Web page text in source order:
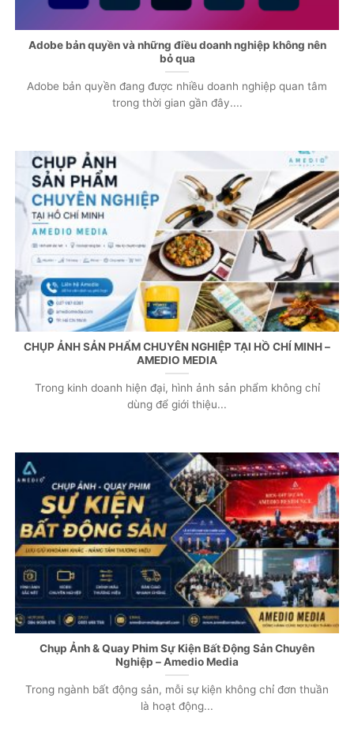
Adobe bản quyền và những điều doanh nghiệp không nên
bỏ qua
Adobe bản quyền đang được nhiều doanh nghiệp quan tâm
trong thời gian gần đây....
CHỤP ẢNH SẢN PHẨM CHUYÊN NGHIỆP TẠI HỒ CHÍ MINH –
AMEDIO MEDIA
Trong kinh doanh hiện đại, hình ảnh sản phẩm không chỉ
dùng để giới thiệu...
Chụp Ảnh & Quay Phim Sự Kiện Bất Động Sản Chuyên
Nghiệp – Amedio Media
Trong ngành bất động sản, mỗi sự kiện không chỉ đơn thuần
là hoạt động...